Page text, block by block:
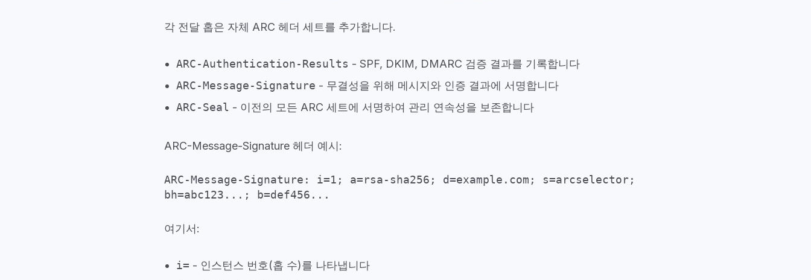
각 전달 홉은 자체 ARC 헤더 세트를 추가합니다.
ARC-Authentication-Results - SPF, DKIM, DMARC 검증 결과를 기록합니다
ARC-Message-Signature - 무결성을 위해 메시지와 인증 결과에 서명합니다
ARC-Seal - 이전의 모든 ARC 세트에 서명하여 관리 연속성을 보존합니다
ARC-Message-Signature 헤더 예시:
ARC-Message-Signature: i=1; a=rsa-sha256; d=example.com; s=arcselector;
bh=abc123...; b=def456...
여기서:
i= - 인스턴스 번호(홉 수)를 나타냅니다